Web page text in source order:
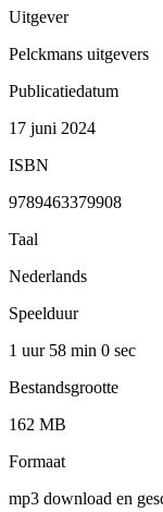
Uitgever
Pelckmans uitgevers
Publicatiedatum
17 juni 2024
ISBN
9789463379908
Taal
Nederlands
Speelduur
1 uur 58 min 0 sec
Bestandsgrootte
162 MB
Formaat
mp3 download en